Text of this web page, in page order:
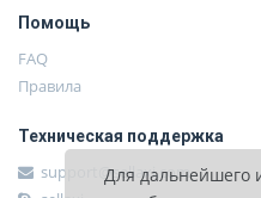
Для дальнейшего
Помощь
FAQ
Правила
Техническая поддержка
support@sellaxi.com